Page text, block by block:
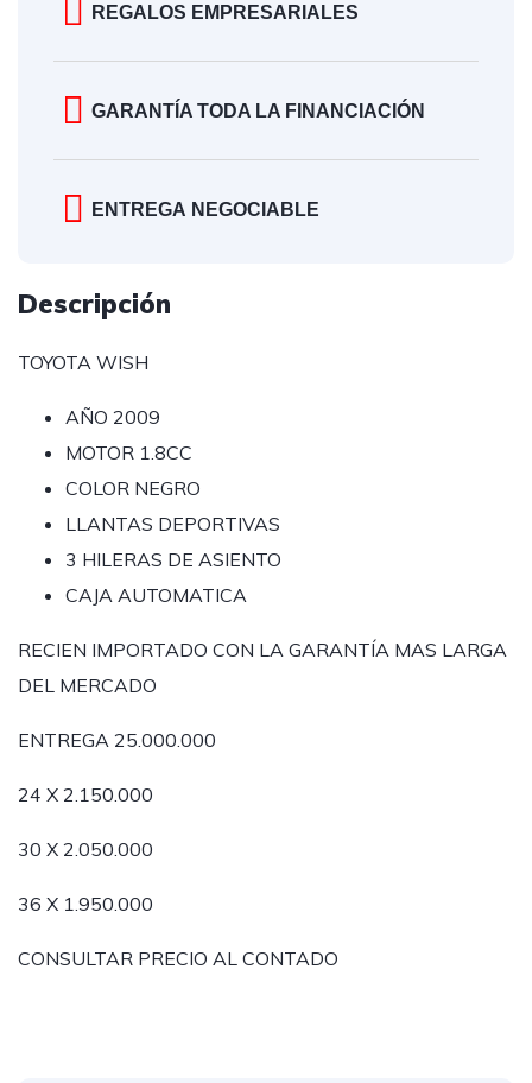
REGALOS EMPRESARIALES
GARANTÍA TODA LA FINANCIACIÓN
ENTREGA NEGOCIABLE
Descripción
TOYOTA WISH
AÑO 2009
MOTOR 1.8CC
COLOR NEGRO
LLANTAS DEPORTIVAS
3 HILERAS DE ASIENTO
CAJA AUTOMATICA
RECIEN IMPORTADO CON LA GARANTÍA MAS LARGA
DEL MERCADO
ENTREGA 25.000.000
24 X 2.150.000
30 X 2.050.000
36 X 1.950.000
CONSULTAR PRECIO AL CONTADO